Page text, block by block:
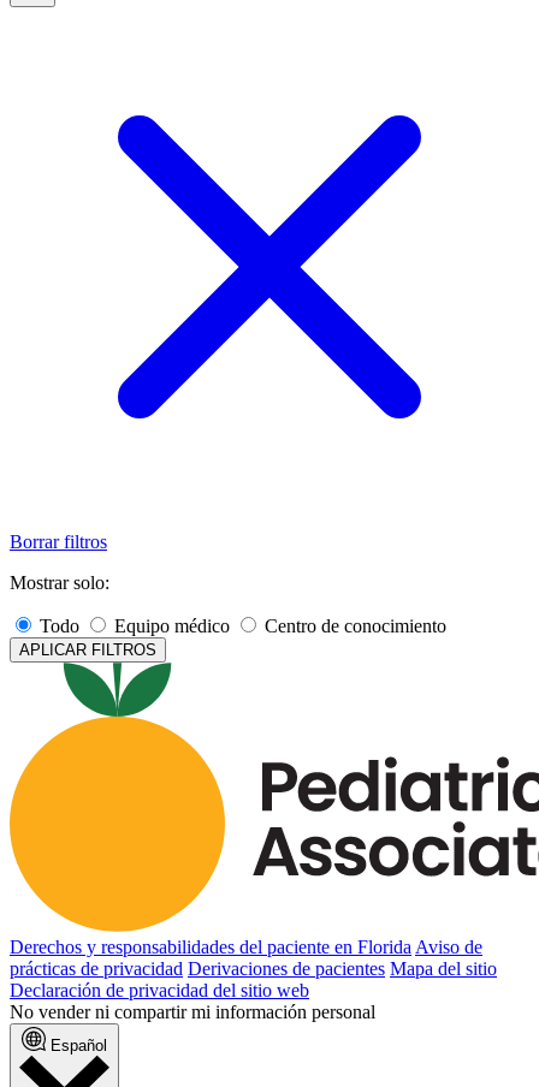
Borrar filtros
Mostrar solo:
Todo Equipo médico Centro de conocimiento
APLICAR FILTROS
Derechos y responsabilidades del paciente en Florida Aviso de
prácticas de privacidad Derivaciones de pacientes Mapa del sitio
Declaración de privacidad del sitio web
No vender ni compartir mi información personal
Español